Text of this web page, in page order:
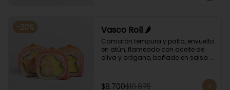
-20% Vasco Roll 🌶️
Camarón tempura y palta, envuelto
en atún, flameado con aceite de
oliva y orégano, bañado en salsa
$8.700$10.875